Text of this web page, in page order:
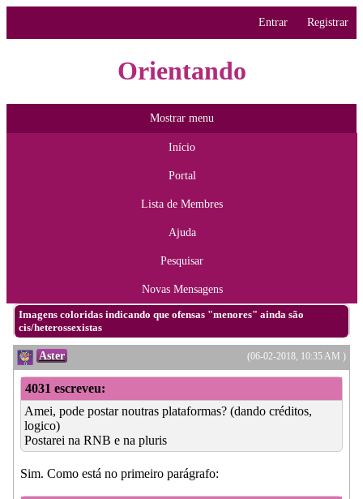
Entrar Registrar
Orientando
Mostrar menu
Início
Portal
Lista de Membres
Ajuda
Pesquisar
Novas Mensagens
Imagens coloridas indicando que ofensas "menores" ainda são
cis/heterossexistas
(06-02-2018, 10:35 AM )
Aster
4031 escreveu:
Amei, pode postar noutras plataformas? (dando créditos,
logico)
Postarei na RNB e na pluris
Sim. Como está no primeiro parágrafo: